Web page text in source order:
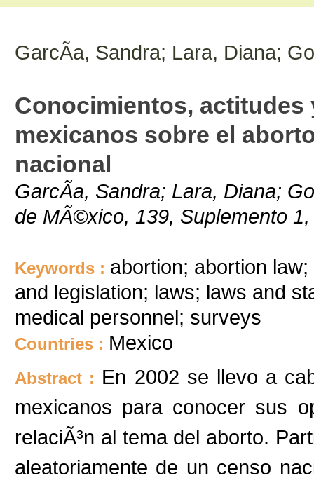
GarcÃ­a, Sandra; Lara, Diana;
Conocimientos,
mexicanos sobre el
nacional
GarcÃ­a, Sandra; Lara, Diana;
de MÃ©xico, 139, Suplemento
Keywords : abortion; abortion
and legislation; laws; laws and
medical personnel; surveys
Countries : Mexico
Abstract : En 2002 se llevo a
mexicanos para conocer sus
relaciÃ³n al tema del aborto.
aleatoriamente de un censo